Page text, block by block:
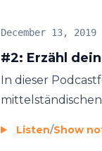
#2: Erzähl
December 13, 2019
In dieser
Listen/Show